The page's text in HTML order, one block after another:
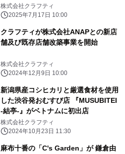
株式会社クラフティ
2025年7月17日 10:00
クラフティが株式会社ANAPとの新店
舗及び既存店舗改築事業を開始
株式会社クラフティ
2024年12月9日 10:00
新潟県産コシヒカリと厳選食材を使用
した渋谷発おむすび店 『MUSUBITEI
-結亭-』がベトナムに初出店
株式会社クラフティ
2024年10月23日 11:30
麻布十番の「C's Garden」が 鎌倉由